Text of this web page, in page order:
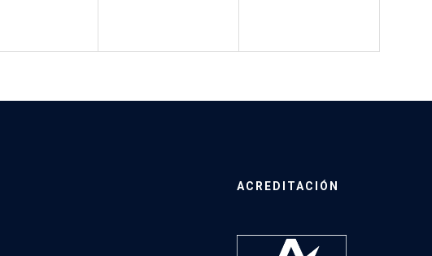
ACREDITACIÓN